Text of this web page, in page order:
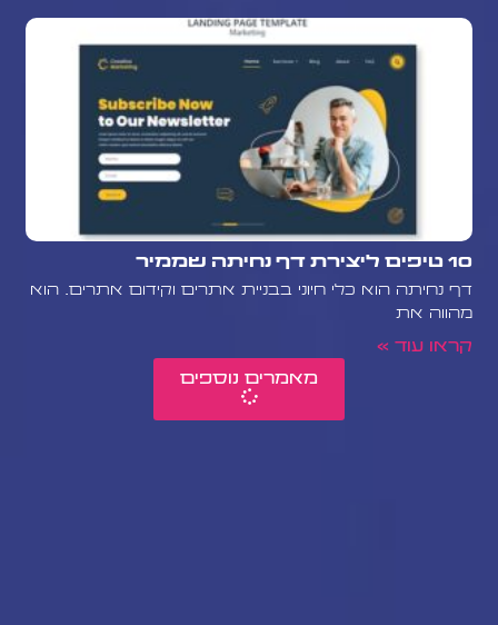
10 טיפים ליצירת דף נחיתה שממיר
דף נחיתה הוא כלי חיוני בבניית אתרים וקידום אתרים. הוא
מהווה את
קראו עוד »
מאמרים נוספים